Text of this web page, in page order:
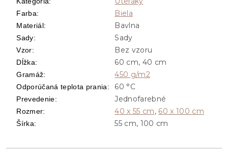
Farba: Biela
Materiál: Bavlna
Sady: Sady
Vzor: Bez vzoru
Dĺžka: 60 cm, 40 cm
Gramáž: 450 g/m2
Odporúčaná teplota prania: 60 °C
Prevedenie: Jednofarebné
Rozmer: 40 x 55 cm, 60 x 100 cm
Šírka: 55 cm, 100 cm